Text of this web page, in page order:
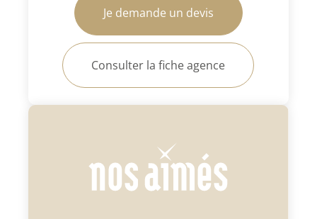
Je demande un devis
Consulter la fiche agence